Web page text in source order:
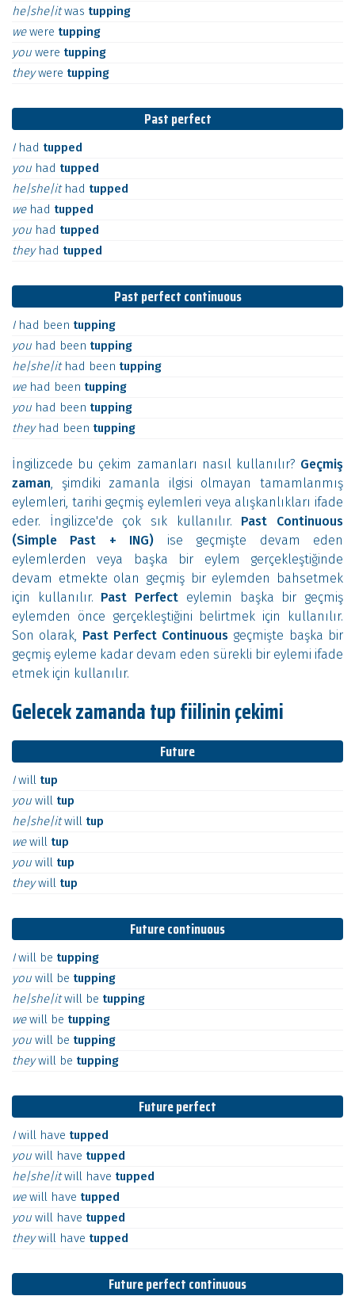
he|she|itwas tupping
wewere tupping
you were tupping
theywere tupping
Past perfect
I had tupped
you had tupped
he|she|it had tupped
we had tupped
you had tupped
they had tupped
Past perfect continuous
I had been tupping
you had been tupping
he|she|it had been tupping
we had been tupping
you had been tupping
they had been tupping
İngilizcede bu çekim zamanları nasıl kullanılır? Geçmiş
zaman, şimdiki zamanla ilgisi olmayan tamamlanmış
eylemleri, tarihi geçmiş eylemleri veya alışkanlıkları ifade
eder. İngilizce'de çok sık kullanılır. Past Continuous
(Simple Past + ING) ise geçmişte devam eden
eylemlerden veya başka bir eylem gerçekleştiğinde
devam etmekte olan geçmiş bir eylemden bahsetmek
için kullanılır. Past Perfect eylemin başka bir geçmiş
eylemden önce gerçekleştiğini belirtmek için kullanılır.
Son olarak, Past Perfect Continuous geçmişte başka bir
geçmiş eyleme kadar devam eden sürekli bir eylemi ifade
etmek için kullanılır.
Gelecek zamanda tup fiilinin çekimi
Future
Iwill tup
you will tup
he|she|itwill tup
wewill tup
you will tup
theywill tup
Future continuous
Iwill be tupping
you will be tupping
he|she|itwill be tupping
wewill be tupping
you will be tupping
theywill be tupping
Future perfect
Iwill have tupped
you will have tupped
he|she|itwill have tupped
wewill have tupped
you will have tupped
theywill have tupped
Future perfect continuous